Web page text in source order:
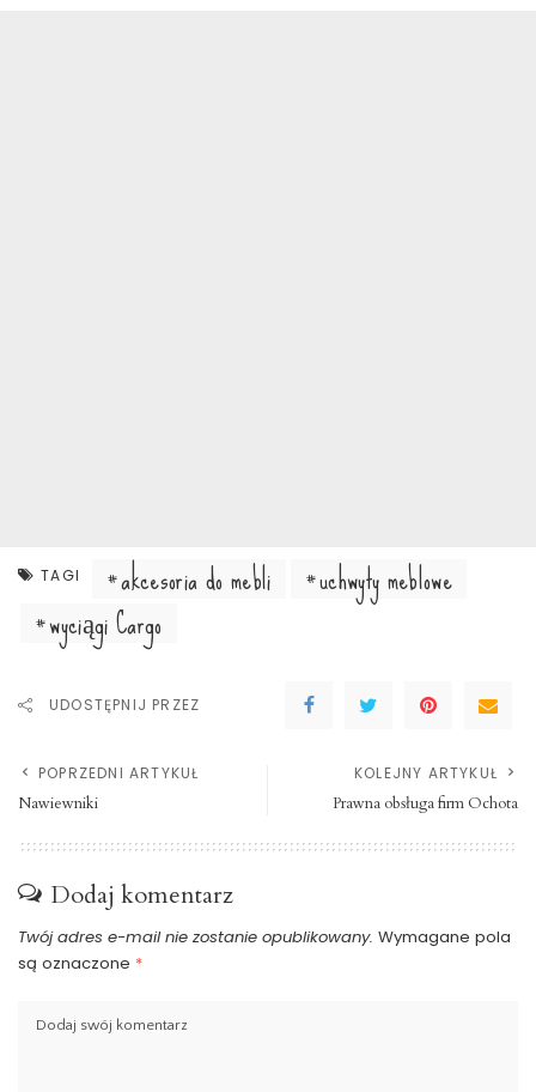
TAGI akcesoria do mebli
uchwyty meblowe
wyciągi Cargo
UDOSTĘPNIJ PRZEZ
POPRZEDNI ARTYKUŁ
Nawiewniki
KOLEJNY ARTYKUŁ
Prawna obsługa firm Ochota
Dodaj komentarz
Twój adres e-mail nie zostanie opublikowany. Wymagane pola
są oznaczone *